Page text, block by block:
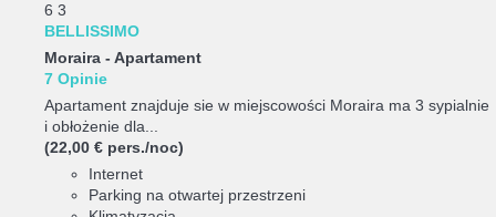
6 3
BELLISSIMO
Moraira - Apartament
7 Opinie
Apartament znajduje sie w miejscowości Moraira ma 3 sypialnie
i obłożenie dla...
(22,00 € pers./noc)
Internet
Parking na otwartej przestrzeni